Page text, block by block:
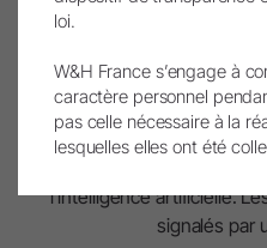
Les images et les
l’intelligence artificielle.
signalés par
loi.
W&H France s’engage à
caractère personnel
pas celle nécessaire à la
lesquelles elles ont été